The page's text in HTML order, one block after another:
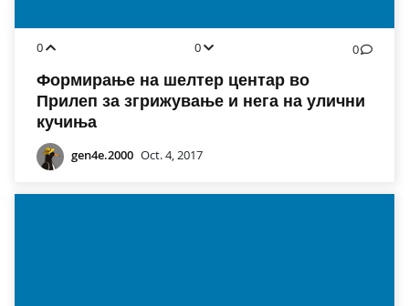
0 0 0
Формирање на шелтер центар во
Прилеп за згрижување и нега на улични
кучиња
gen4e.2000 Oct. 4, 2017